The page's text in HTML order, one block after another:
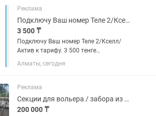
Основные требования:...
Реклама
Подключу Ваш номер Теле 2/Кселл/Актив к тарифу
3 500 ₸
Подключу Ваш номер Теле 2/Кселл/
Актив к тарифу. 3 500 тенге
ежемесячно
Алматы, сегодня
Реклама
Секции для вольера / забора из стального уголка (Б/У)
200 000 ₸